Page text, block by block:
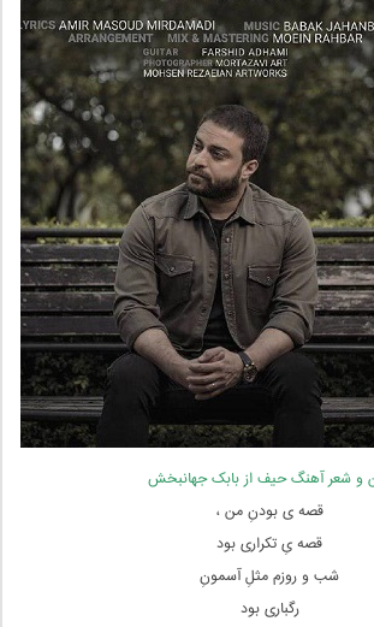
و شعر آهنگ حیف از بابک جهانبخش
قصه ی بودنِ من ،
قصه یِ تکراری بود
شب و روزم مثلِ آسمونِ
رگباری بود